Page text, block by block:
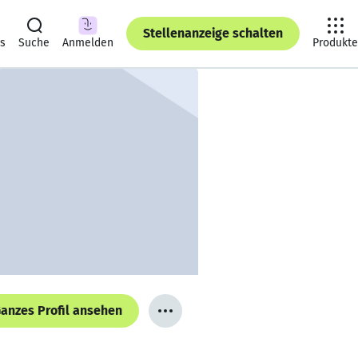
Suche Anmelden
Stellenanzeige schalten
Produkte
Profil ansehen